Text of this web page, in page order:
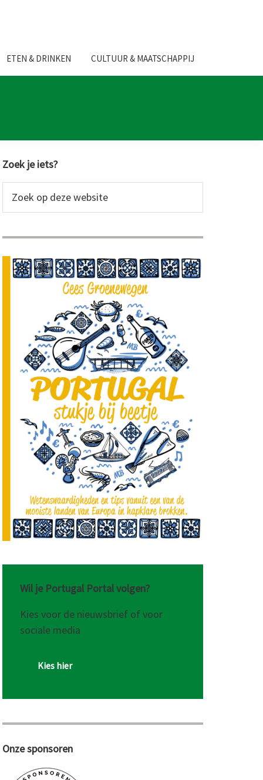
ETEN & DRINKEN CULTUUR & MAATSCHAPPIJ
Primaire
Sidebar
Zoek je iets?
op
website
Wil je Portugal Portal volgen?
Kies voor de nieuwsbrief of voor
sociale media
Kies hier
Onze sponsoren